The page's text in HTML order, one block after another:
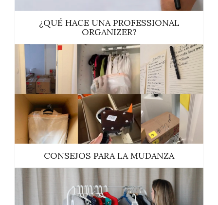
¿QUÉ HACE UNA PROFESSIONAL
ORGANIZER?
CONSEJOS PARA LA MUDANZA